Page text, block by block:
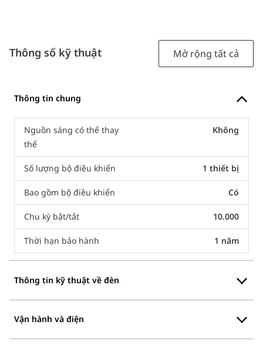
Thông số kỹ thuật Mở rộng tất cả
Thông tin chung
Nguồn sáng có thể thay
thế
Không
Số lượng bộ điều khiển 1 thiết bị
Bao gồm bộ điều khiển Có
Chu kỳ bật/tắt 10.000
Thời hạn bảo hành 1 năm
Thông tin kỹ thuật về đèn
Vận hành và điện